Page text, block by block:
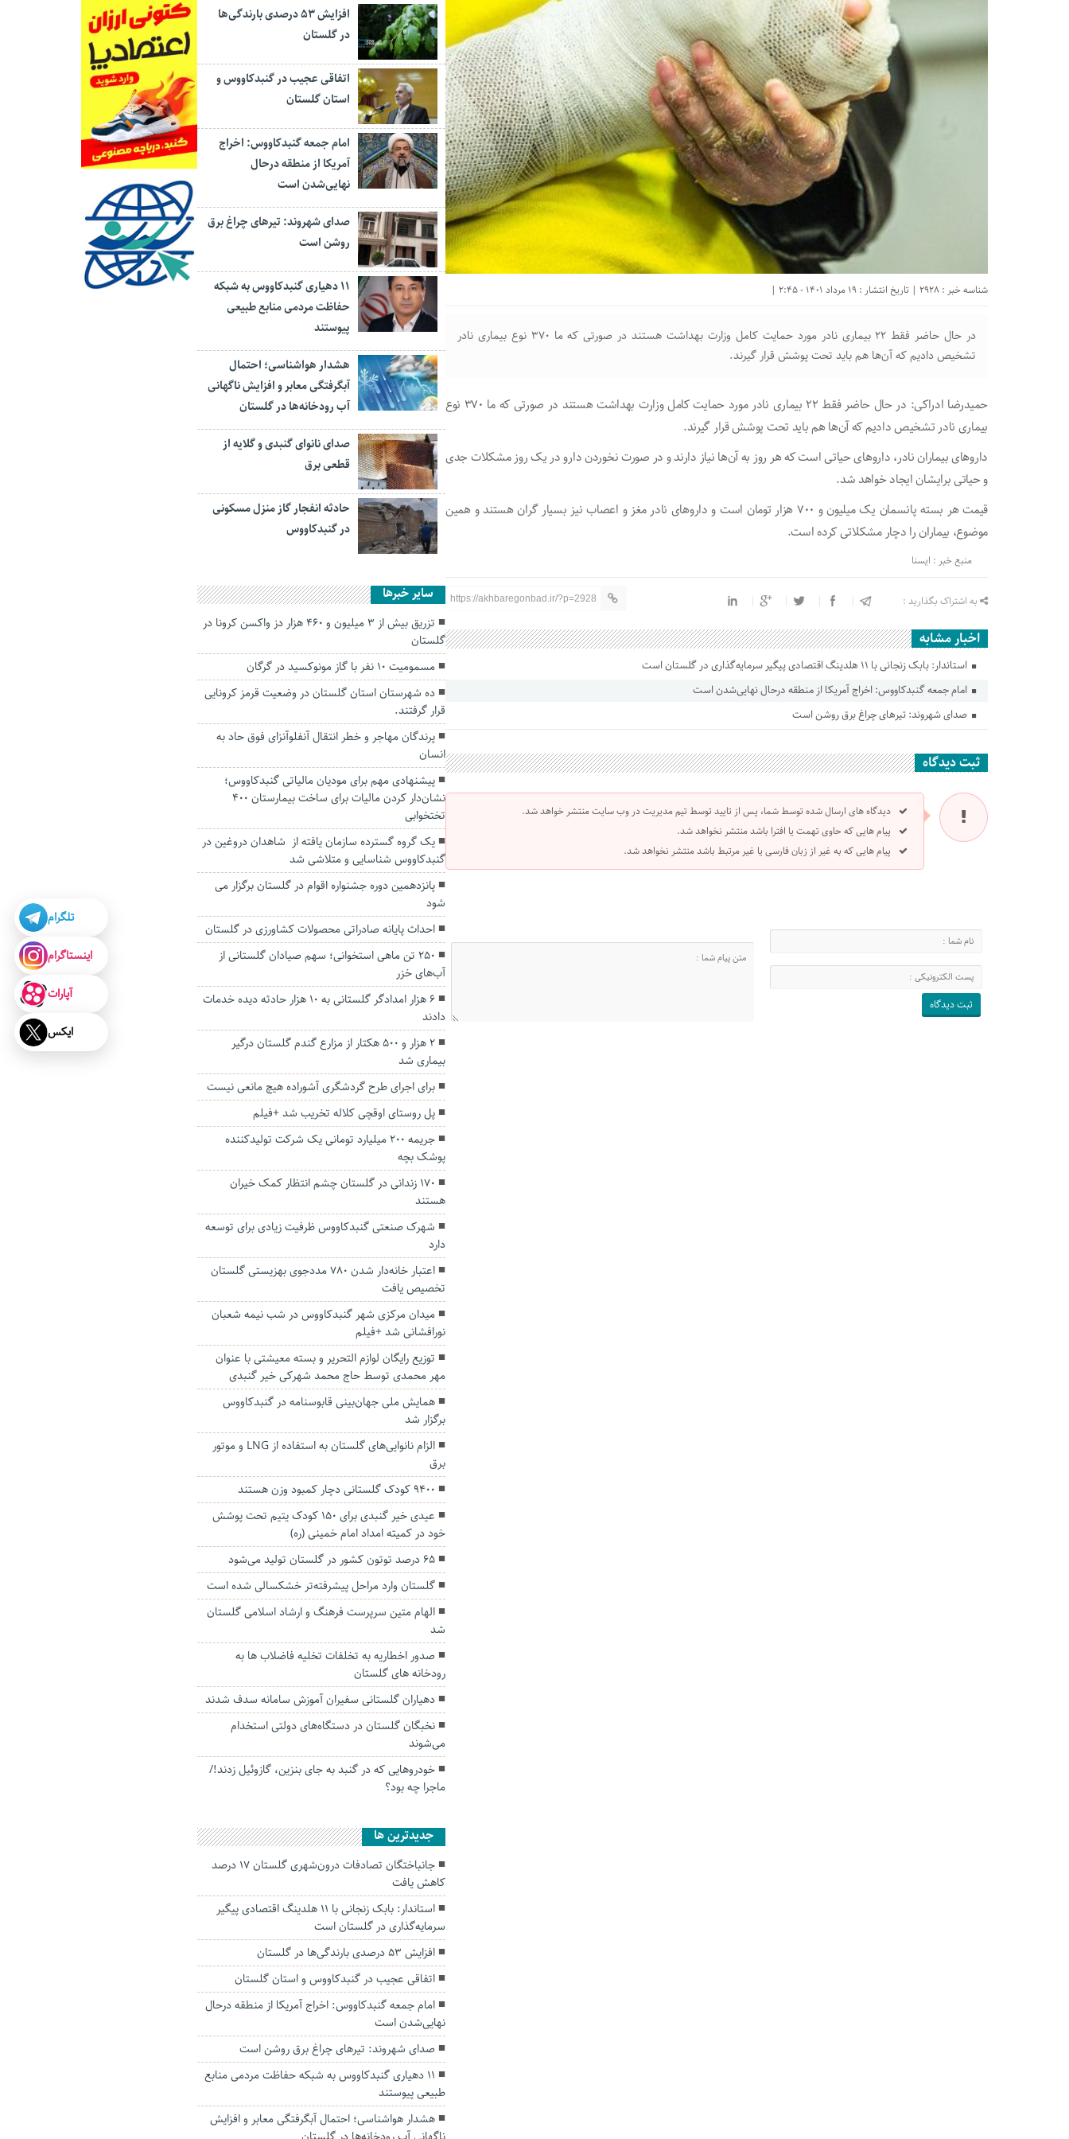
شناسه خبر : 2928 | تاریخ انتشار : 19 مرداد 1401 - 2:45 |
در حال حاضر فقط ۲۲ بیماری نادر مورد حمایت کامل وزارت بهداشت هستند در صورتی‌ که ما ۳۷۰ نوع بیماری نادر
تشخیص دادیم که آن‌ها هم باید تحت پوشش قرار گیرند.
حمیدرضا ادراکی: در حال حاضر فقط ۲۲ بیماری نادر مورد حمایت کامل وزارت بهداشت هستند در صورتی‌ که ما ۳۷۰ نوع
بیماری نادر تشخیص دادیم که آن‌ها هم باید تحت پوشش قرار گیرند.
داروهای بیماران نادر، داروهای حیاتی است که هر روز به آن‌ها نیاز دارند و در صورت نخوردن دارو در یک روز مشکلات جدی
و حیاتی برایشان ایجاد خواهد شد.
قیمت هر بسته پانسمان یک میلیون و ۷۰۰ هزار تومان است و داروهای نادر مغز و اعصاب نیز بسیار گران هستند و همین
موضوع، بیماران را دچار مشکلاتی کرده است.
منبع خبر : ایسنا
به اشتراک بگذارید : https://akhbaregonbad.ir/?p=2928
اخبار مشابه
استاندار: بابک زنجانی با ۱۱ هلدینگ اقتصادی پیگیر سرمایه‌گذاری در گلستان است
امام جمعه گنبدکاووس: اخراج آمریکا از منطقه درحال نهایی‌شدن است
صدای شهروند: تیرهای چراغ برق روشن است
ثبت دیدگاه
دیدگاه های ارسال شده توسط شما، پس از تایید توسط تیم مدیریت در وب سایت منتشر خواهد شد.
پیام هایی که حاوی تهمت یا افترا باشد منتشر نخواهد شد.
پیام هایی که به غیر از زبان فارسی یا غیر مرتبط باشد منتشر نخواهد شد.
افزایش ۵۳ درصدی بارندگی‌ها
در گلستان
اتفاقی عجیب در‌ گنبدکاووس و
استان گلستان
امام جمعه گنبدکاووس: اخراج
آمریکا از منطقه درحال
نهایی‌شدن است
صدای شهروند: تیرهای چراغ برق
روشن است
۱۱ دهیاری گنبدکاووس به شبکه
حفاظت مردمی منابع طبیعی
پیوستند
هشدار هواشناسی؛ احتمال
آبگرفتگی معابر و افزایش ناگهانی
آب رودخانه‌ها در گلستان
صدای نانوای گنبدی و گلایه از
قطعی برق
حادثه انفجار گاز منزل مسکونی
در گنبدکاووس
سایر خبرها
تزریق بیش از ۳ میلیون و ۴۶۰ هزار دز واکسن کرونا در
گلستان
مسمومیت ۱۰ نفر با گاز مونوکسید در گرگان
ده شهرستان استان گلستان در وضعیت قرمز کرونایی
قرار گرفتند.
پرندگان مهاجر و خطر انتقال آنفلوآنزای فوق حاد به
انسان
پیشنهادی مهم برای مودیان مالیاتی گنبدکاووس؛
نشان‌دار کردن مالیات برای ساخت بیمارستان ۴۰۰
تختخوابی
یک گروه گسترده سازمان یافته از شاهدان دروغین در
گنبدکاووس شناسایی و متلاشی شد
پانزدهمین دوره جشنواره اقوام در گلستان برگزار می
شود
احداث پایانه صادراتی محصولات کشاورزی در گلستان
۲۵۰ تن ماهی استخوانی؛ سهم صیادان گلستانی از
آب‌های خزر
۶ هزار امدادگر گلستانی به ۱۰ هزار حادثه دیده خدمات
دادند
۲ هزار و ۵۰۰ هکتار از مزارع گندم گلستان درگیر
بیماری شد
برای اجرای طرح گردشگری آشوراده هیچ مانعی نیست
پل روستای اوقچی کلاله تخریب شد +فیلم
جریمه ۲۰۰ میلیارد تومانی یک شرکت تولیدکننده
پوشک بچه
۱۷۰ زندانی در گلستان چشم انتظار کمک خیران
هستند
شهرک صنعتی گنبدکاووس ظرفیت زیادی برای توسعه
دارد
اعتبار خانه‌دار شدن ۷۸۰ مددجوی بهزیستی گلستان
تخصیص یافت
میدان مرکزی شهر گنبدکاووس در شب نیمه شعبان
نورافشانی شد +فیلم
توزیع رایگان لوازم التحریر و بسته معیشتی با عنوان
مهر‌ محمدی توسط حاج محمد شهرکی خیر گنبدی
همایش ملی جهان‌بینی قابوسنامه در گنبدکاووس
برگزار شد
الزام نانوایی‌های گلستان به استفاده از LNG و موتور
برق
9400 کودک گلستانی دچار کمبود وزن هستند
عیدی خیر گنبدی برای ۱۵۰ کودک یتیم تحت پوشش
خود در کمیته امداد امام خمینی (ره)
۶۵ درصد توتون کشور در گلستان تولید می‌شود
گلستان وارد مراحل پیشرفته‌تر خشکسالی شده است
الهام متین سرپرست فرهنگ و ارشاد اسلامی گلستان
شد
صدور اخطاریه به تخلفات تخلیه فاضلاب ها به
رودخانه های گلستان
دهیاران گلستانی سفیران آموزش سامانه سدف شدند
نخبگان گلستان در دستگاه‌های دولتی استخدام
می‌شوند
خودروهایی که در گنبد به جای بنزین، گازوئیل زدند!/
ماجرا چه بود؟
جديدترين ها
جانباختگان تصادفات درون‌شهری گلستان ۱۷ درصد
کاهش یافت
استاندار: بابک زنجانی با ۱۱ هلدینگ اقتصادی پیگیر
سرمایه‌گذاری در گلستان است
افزایش ۵۳ درصدی بارندگی‌ها در گلستان
اتفاقی عجیب در‌ گنبدکاووس و استان گلستان
امام جمعه گنبدکاووس: اخراج آمریکا از منطقه درحال
نهایی‌شدن است
صدای شهروند: تیرهای چراغ برق روشن است
۱۱ دهیاری گنبدکاووس به شبکه حفاظت مردمی منابع
طبیعی پیوستند
هشدار هواشناسی؛ احتمال آبگرفتگی معابر و افزایش
تلگرام
اینستاگرام
آپارات
ایکس